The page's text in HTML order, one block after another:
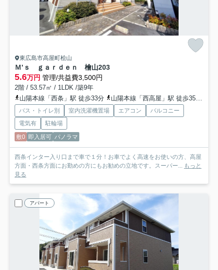
東広島市高屋町桧山
Ｍ’ｓ ｇａｒｄｅｎ 檜山203
5.6万円 管理/共益費3,500円
2階 / 53.57㎡ / 1LDK /築9年
山陽本線「西条」駅 徒歩33分
山陽本線「西高屋」駅 徒歩35分車6分 2.8km
バス・トイレ別 室内洗濯機置場 エアコン
バルコニー
電気有
駐輪場
敷0 即入居可 パノラマ
西条インター入り口まで車で１分！お車でよく高速をお使いの方、高屋
方面・西条方面にお勤めの方にもお勧めの立地です。スーパー... もっと
見る
アパート